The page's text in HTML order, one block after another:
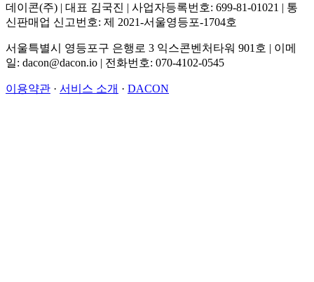
데이콘(주) | 대표 김국진 | 사업자등록번호: 699-81-01021 | 통
신판매업 신고번호: 제 2021-서울영등포-1704호
서울특별시 영등포구 은행로 3 익스콘벤처타워 901호 | 이메
일: dacon@dacon.io | 전화번호: 070-4102-0545
이용약관 · 서비스 소개 · DACON